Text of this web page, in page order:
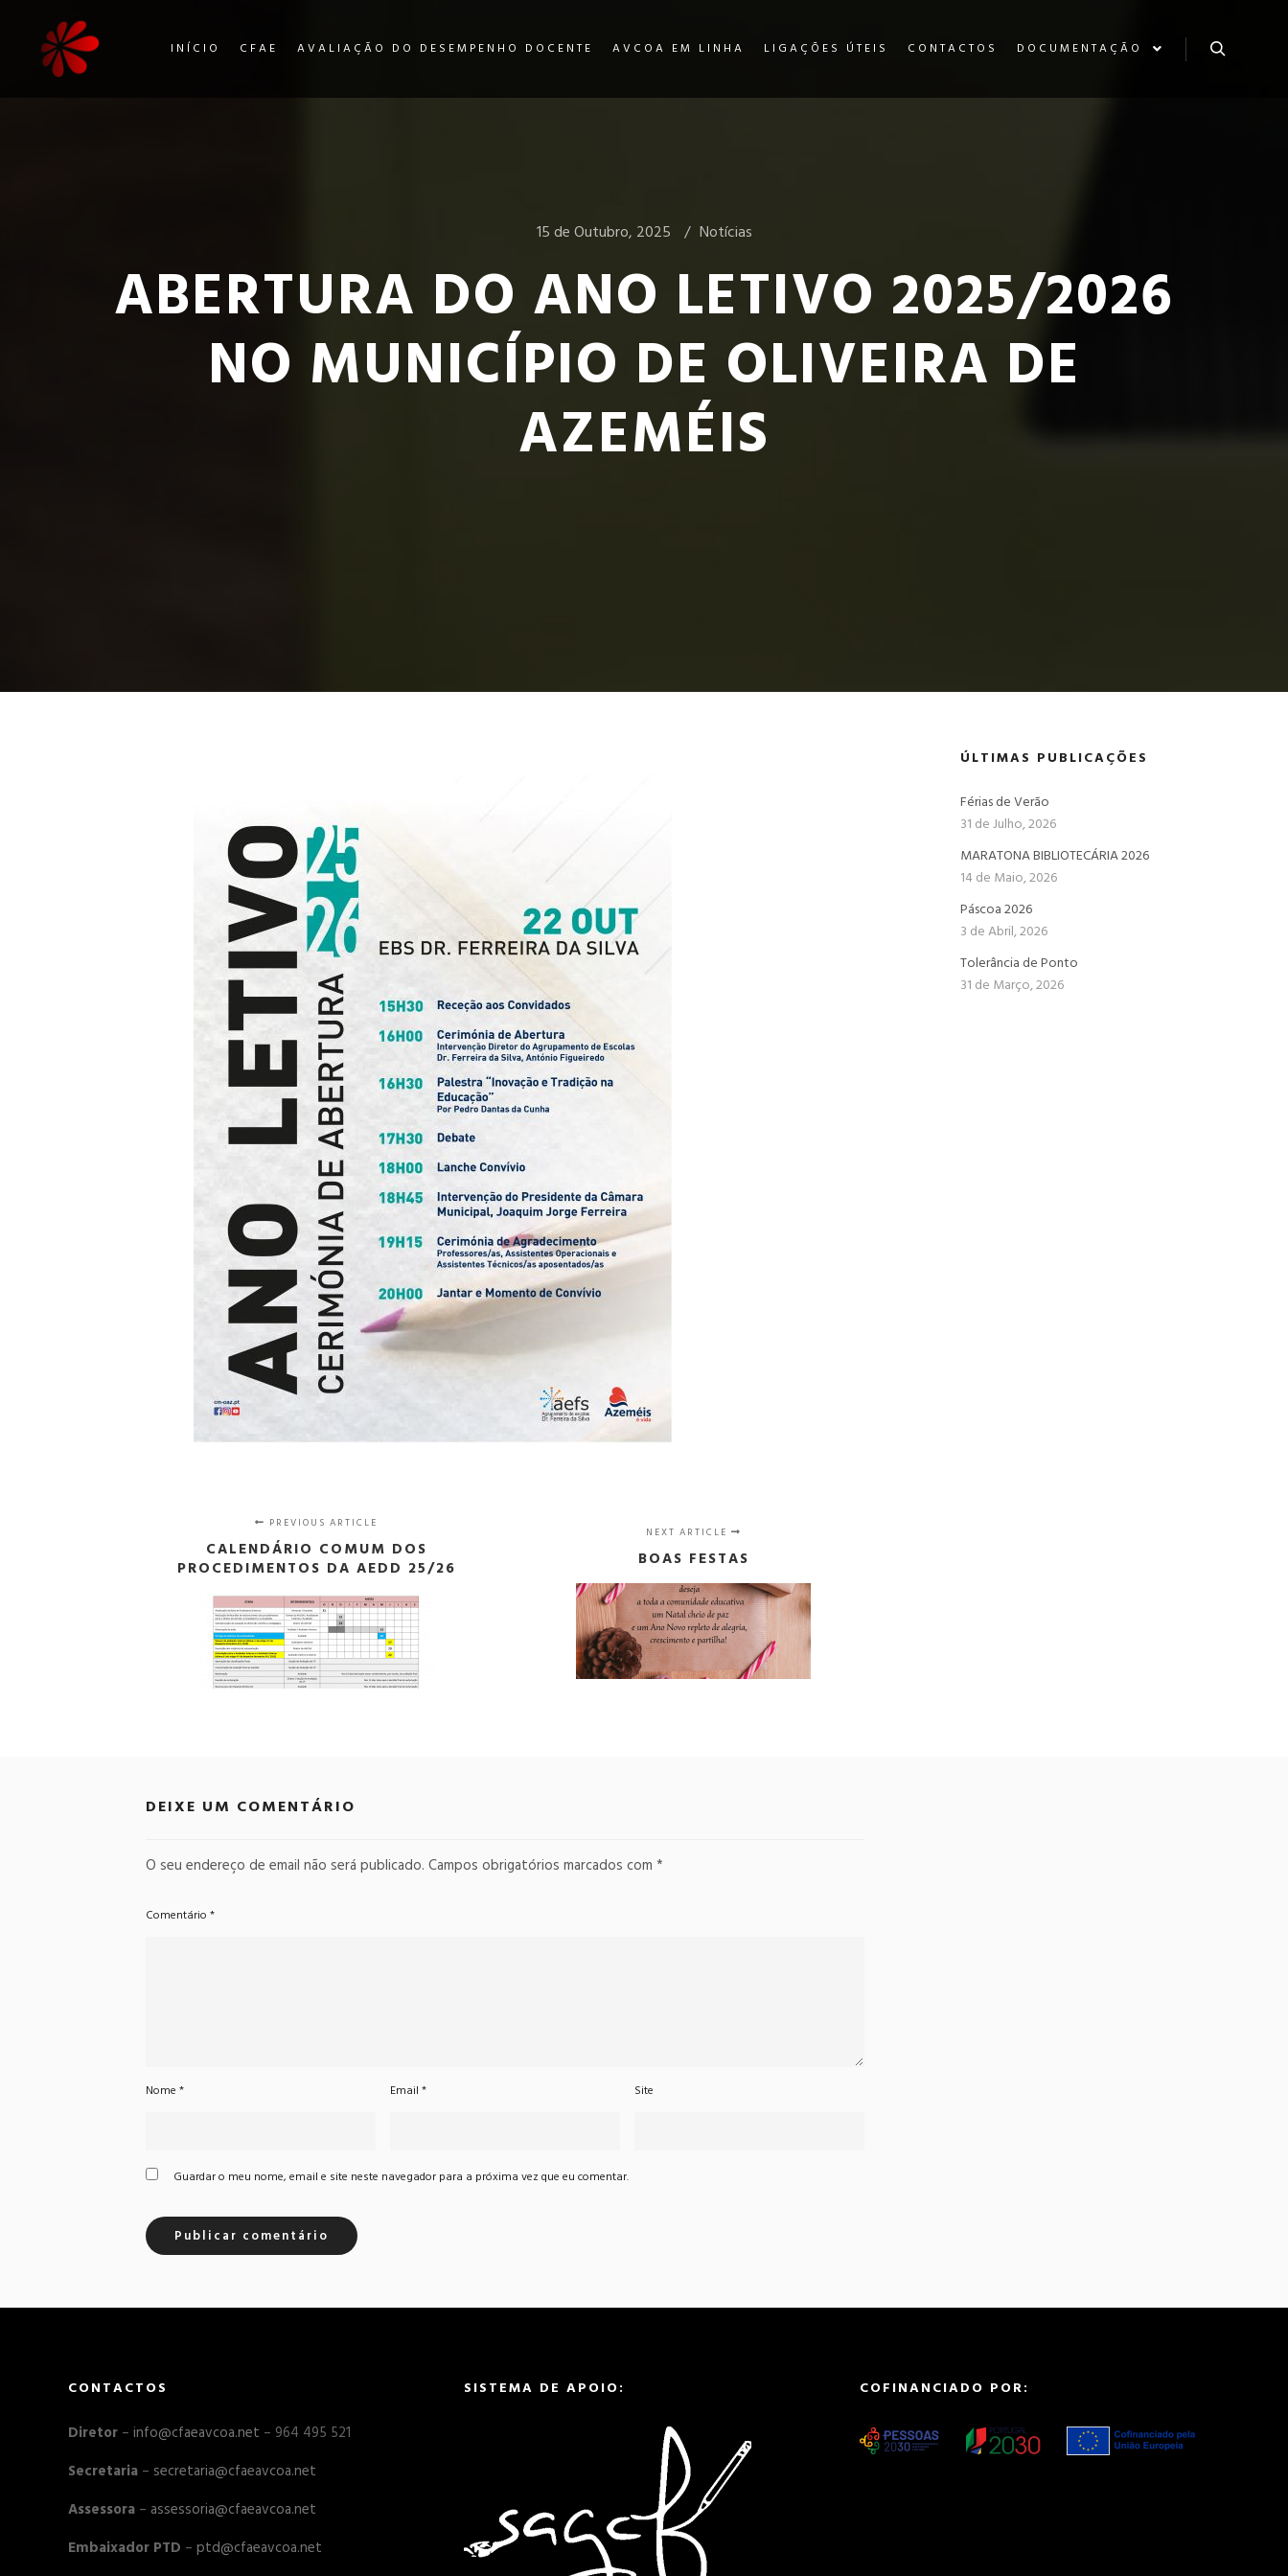
INÍCIO CFAE AVALIAÇÃO DO DESEMPENHO DOCENTE AVCOA EM LINHA LIGAÇÕES ÚTEIS CONTACTOS DOCUMENTAÇÃO
15 de Outubro, 2025 Notícias
ABERTURA DO ANO LETIVO 2025/2026
NO MUNICÍPIO DE OLIVEIRA DE
AZEMÉIS
PREVIOUS ARTICLE
CALENDÁRIO COMUM DOS
PROCEDIMENTOS DA AEDD 25/26
NEXT ARTICLE
BOAS FESTAS
DEIXE UM COMENTÁRIO
O seu endereço de email não será publicado. Campos obrigatórios marcados com *
Comentário *
Nome * Email * Site
Guardar o meu nome, email e site neste navegador para a próxima vez que eu comentar.
ÚLTIMAS PUBLICAÇÕES
Férias de Verão
31 de Julho, 2026
MARATONA BIBLIOTECÁRIA 2026
14 de Maio, 2026
Páscoa 2026
3 de Abril, 2026
Tolerância de Ponto
31 de Março, 2026
CONTACTOS
Diretor –info@cfaeavcoa.net – 964 495 521
Secretaria – secretaria@cfaeavcoa.net
Assessora – assessoria@cfaeavcoa.net
Embaixador PTD –ptd@cfaeavcoa.net
SISTEMA DE APOIO: COFINANCIADO POR: